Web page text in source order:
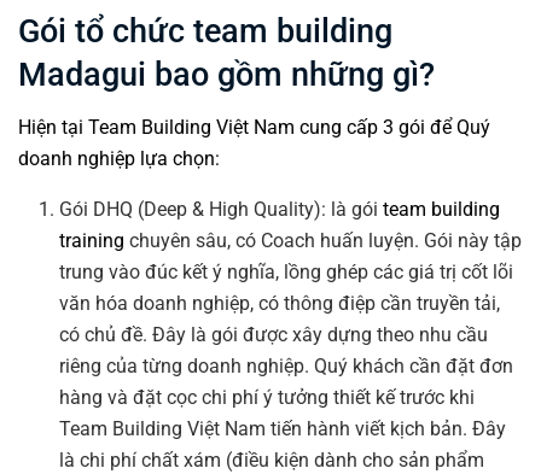
Gói tổ chức team building
Madagui bao gồm những gì?
Hiện tại Team Building Việt Nam cung cấp 3 gói để Quý
doanh nghiệp lựa chọn:
Gói DHQ (Deep & High Quality): là góiteam building
training chuyên sâu, có Coach huấn luyện. Gói này tập
trung vào đúc kết ý nghĩa, lồng ghép các giá trị cốt lõi
văn hóa doanh nghiệp, có thông điệp cần truyền tải,
có chủ đề. Đây là gói được xây dựng theo nhu cầu
riêng của từng doanh nghiệp. Quý khách cần đặt đơn
hàng và đặt cọc chi phí ý tưởng thiết kế trước khi
Team Building Việt Nam tiến hành viết kịch bản. Đây
là chi phí chất xám (điều kiện dành cho sản phẩm